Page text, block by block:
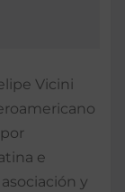
Vicini
e
y